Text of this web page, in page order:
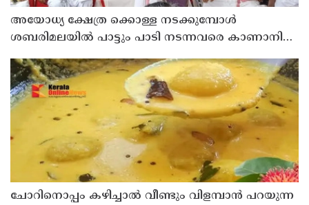
അയോധ്യ ക്ഷേത്ര ക്കൊള്ള നടക്കുമ്പോൾ
ശബരിമലയിൽ പാട്ടും പാടി നടന്നവരെ കാണാനില്ല ;
ചോറിനൊപ്പം കഴിച്ചാൽ വീണ്ടും വിളമ്പാൻ പറയുന്ന